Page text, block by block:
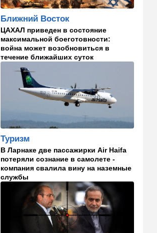
на Кинерете едва не
закончился трагедией
17:26 Израиль
Отставить панику: в Тель-
Авиве все спокойно
Ближний Восток
Человек-невидимка: в
высших эшелонах власти
Ирана поползли тревожные
слухи
16:20 Общество
Помогите найти: пропала
Мария из Димоны
15:45 Ближний Восток
В противовес Израилю и
Ирану: три мусульманские
страны объединились в
"исламский НАТО"
Ближний Восток
ЦАХАЛ приведен в состояние
максимальной боеготовности:
война может возобновиться в
течение ближайших суток
Туризм
В Ларнаке две пассажирки Air Haifa
потеряли сознание в самолете -
компания свалила вину на наземные
службы